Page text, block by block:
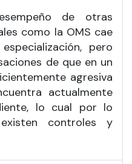
de otras
como la OMS cae
pero
de que en un
agresiva
actualmente
lo cual por lo
controles y